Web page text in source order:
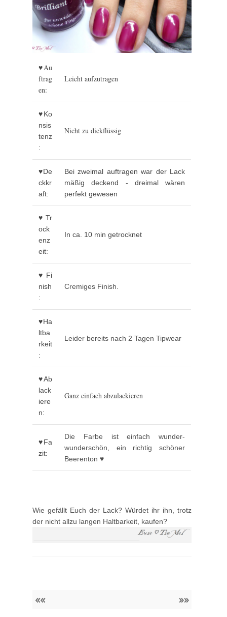
♥Au
ftrag
en:
Leicht aufzutragen
♥Ko
nsis
tenz
:
Nicht zu dickflüssig
♥De
ckkr
aft:
Bei zweimal auftragen war der Lack
mäßig deckend - dreimal wären
perfekt gewesen
♥Tr
ock
enz
eit:
In ca. 10 min getrocknet
♥Fi
nish
:
Cremiges Finish.
♥Ha
ltba
rkeit
:
Leider bereits nach 2 Tagen Tipwear
♥Ab
lack
iere
n:
Ganz einfach abzulackieren
♥Fa
zit:
Die Farbe ist einfach wunder-
wunderschön, ein richtig schöner
Beerenton ♥
Wie gefällt Euch der Lack? Würdet ihr ihn, trotz
der nicht allzu langen Haltbarkeit, kaufen?
«« »»